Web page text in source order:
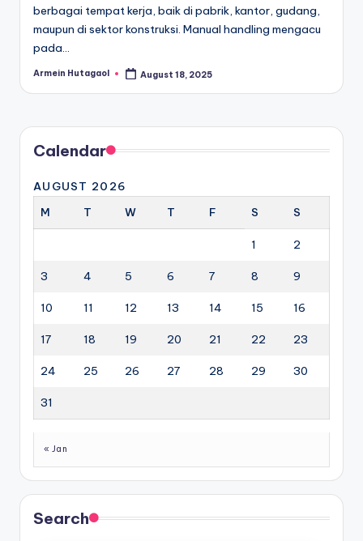
berbagai tempat kerja, baik di pabrik, kantor, gudang,
maupun di sektor konstruksi. Manual handling mengacu
pada…
Posted
Armein Hutagaol August 18, 2025
Calendar
AUGUST 2026
M
T W T F S S
1 2
3 4 5 6 7 8 9
10 11 12 13 14 15 16
17 18 19 20 21 22 23
24 25 26 27 28 29 30
31
« Jan
Search